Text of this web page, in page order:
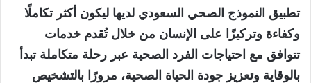
تطبيق النموذج الصحي السعودي لديها ليكون أكثر تكاملًا
وكفاءة وتركيزًا على الإنسان من خلال تُقدم خدمات
تتوافق مع احتياجات الفرد الصحية عبر رحلة متكاملة تبدأ
بالوقاية وتعزيز جودة الحياة الصحية، مرورًا بالتشخيص